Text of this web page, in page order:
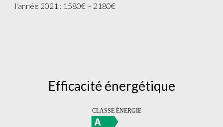
l'année 2021 : 1580€ ~ 2180€
Efficacité énergétique